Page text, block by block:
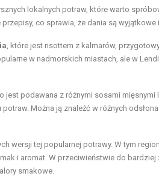
lokalnych potraw, które warto
co sprawia, że dania są wyjątkowe i
, które jest risottem z kalmarów,
w nadmorskich miastach, ale w
jest podawana z różnymi sosami mięsnymi
Można ją znaleźć w różnych
wersji tej popularnej potrawy. W tym
i aromat. W przeciwieństwie do bardziej
smakowe.